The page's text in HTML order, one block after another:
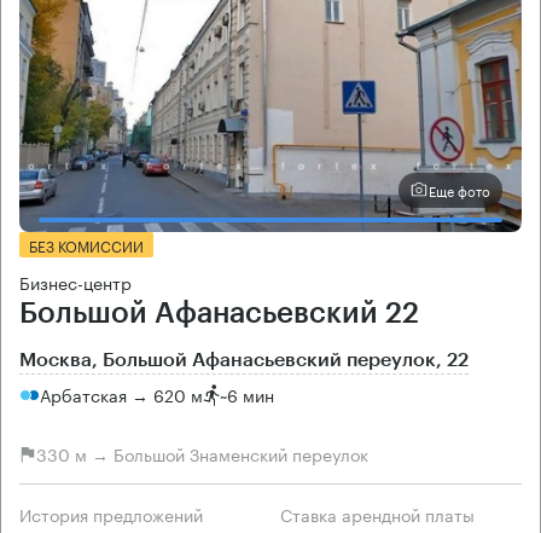
Еще фото
БЕЗ КОМИССИИ
Бизнес-центр
Большой Афанасьевский 22
Москва, Большой Афанасьевский переулок, 22
Арбатская → 620 м ~6 мин
330 м → Большой Знаменский переулок
История предложений Ставка арендной платы